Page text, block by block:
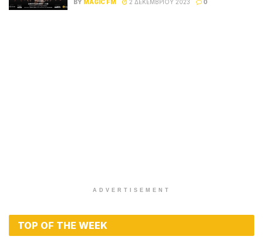
BY MAGIC FM 2 ΔΕΚΕΜΒΡΊΟΥ 2023 0
ADVERTISEMENT
TOP OF THE WEEK